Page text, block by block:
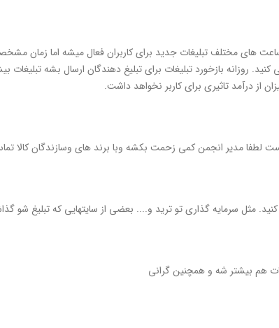
های مختلف تبلیغات جدید برای کاربران فعال میشه اما زمان
کنید. روزانه بازخورد تبلیغات برای تبلیغ دهندگان ارسال بشه
از درآمد تاثیری برای کاربر نخواهد داشت.
لطفا مدیر انجمن کمی زحمت بکشه وبا برند های وسازندگان کالا
مثل سرمایه گذاری تو ترید و.... بعضی از سایتهایی که تبلیغ شو
هم بیشتر شه و همچنین گرانی